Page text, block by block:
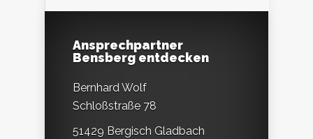
Ansprechpartner
Bensberg entdecken
Bernhard Wolf
Schloßstraße 78
51429 Bergisch Gladbach